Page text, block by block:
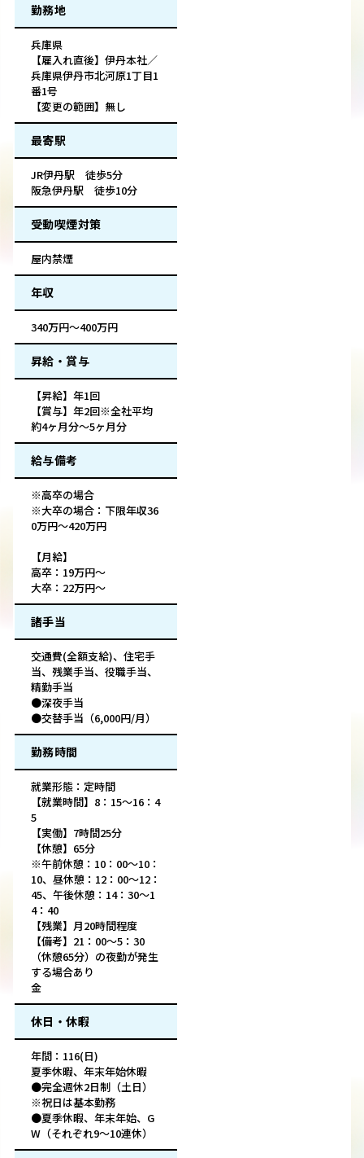
勤務地
兵庫県
【雇入れ直後】伊丹本社／
兵庫県伊丹市北河原1丁目1
番1号
【変更の範囲】無し
最寄駅
JR伊丹駅 徒歩5分
阪急伊丹駅 徒歩10分
受動喫煙対策
屋内禁煙
年収
340万円～400万円
昇給・賞与
【昇給】年1回
【賞与】年2回※全社平均
約4ヶ月分～5ヶ月分
給与備考
※高卒の場合
※大卒の場合：下限年収36
0万円～420万円
【月給】
高卒：19万円～
大卒：22万円～
諸手当
交通費(全額支給)、住宅手
当、残業手当、役職手当、
精勤手当
●深夜手当
●交替手当（6,000円/月）
勤務時間
就業形態：定時間
【就業時間】8：15～16：4
5
【実働】7時間25分
【休憩】65分
※午前休憩：10：00～10：
10、昼休憩：12：00～12：
45、午後休憩：14：30～1
4：40
【残業】月20時間程度
【備考】21：00～5：30
（休憩65分）の夜勤が発生
する場合あり
金
休日・休暇
年間：116(日)
夏季休暇、年末年始休暇
●完全週休2日制（土日）
※祝日は基本勤務
●夏季休暇、年末年始、G
W（それぞれ9～10連休）